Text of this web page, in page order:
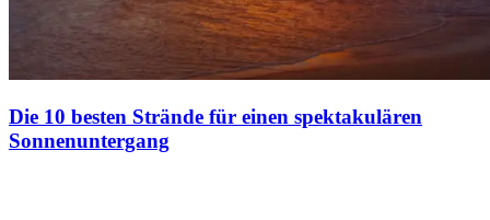
Die 10 besten Strände für einen spektakulären
Sonnenuntergang